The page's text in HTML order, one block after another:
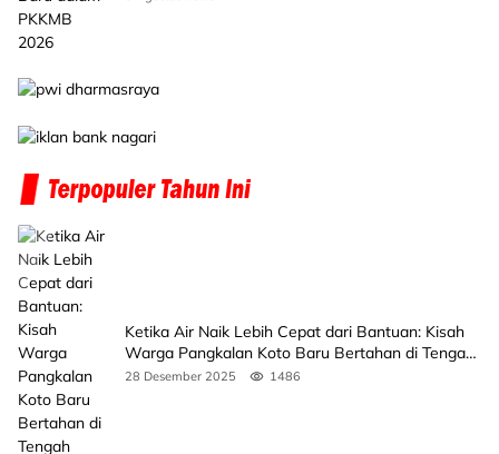
Ketika Air Naik Lebih Cepat dari Bantuan: Kisah
Warga Pangkalan Koto Baru Bertahan di Tengah
Banjir
28 Desember 2025 1486